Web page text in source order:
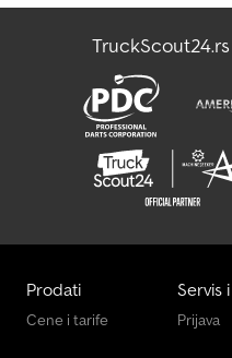
Prodati
Cene i tarife
Servis
Prijava